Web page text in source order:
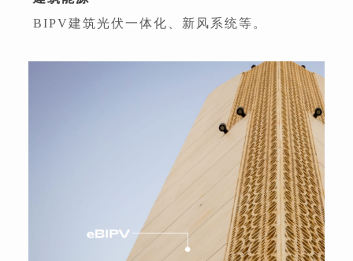
BIPV建筑光伏一体化、新风系统等。